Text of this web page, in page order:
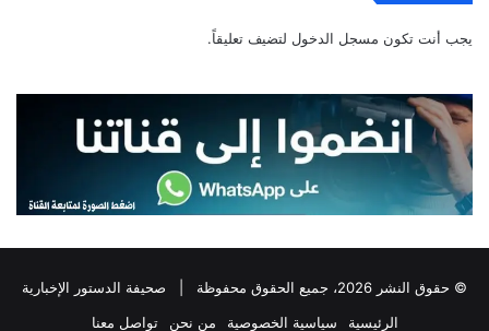
يجب أنت تكون مسجل الدخول لتضيف تعليقاً.
© حقوق النشر 2026، جميع الحقوق محفوظة |
صحيفة الدستور الإخبارية
الرئيسية
سياسية الخصوصية من نحن تواصل معنا